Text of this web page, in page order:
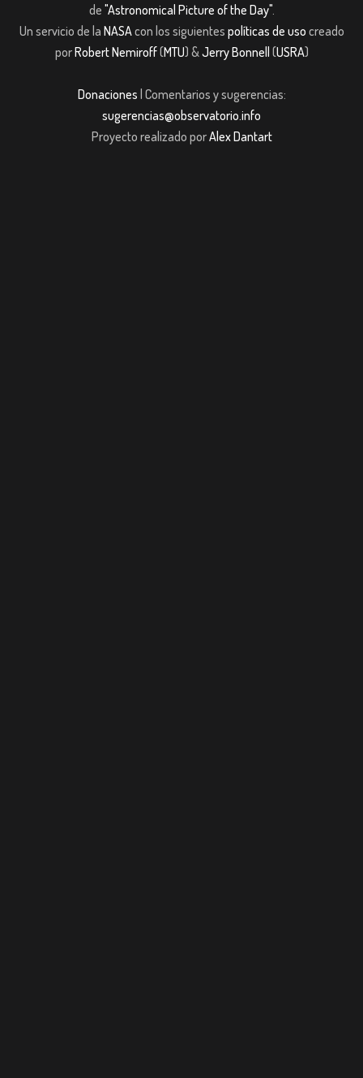
de "Astronomical Picture of the Day".
Un servicio de la NASAcon los siguientes políticas de uso creado
porRobert Nemiroff(MTU) &Jerry Bonnell (USRA)
Donaciones | Comentarios y sugerencias:
sugerencias@observatorio.info
Proyecto realizado porAlex Dantart